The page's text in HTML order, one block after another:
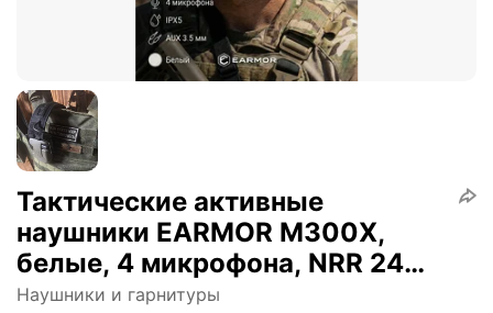
Тактические активные
наушники EARMOR M300X,
белые, 4 микрофона, NRR 24
дБ, AUX 3.5 мм, IPX5
Наушники и гарнитуры